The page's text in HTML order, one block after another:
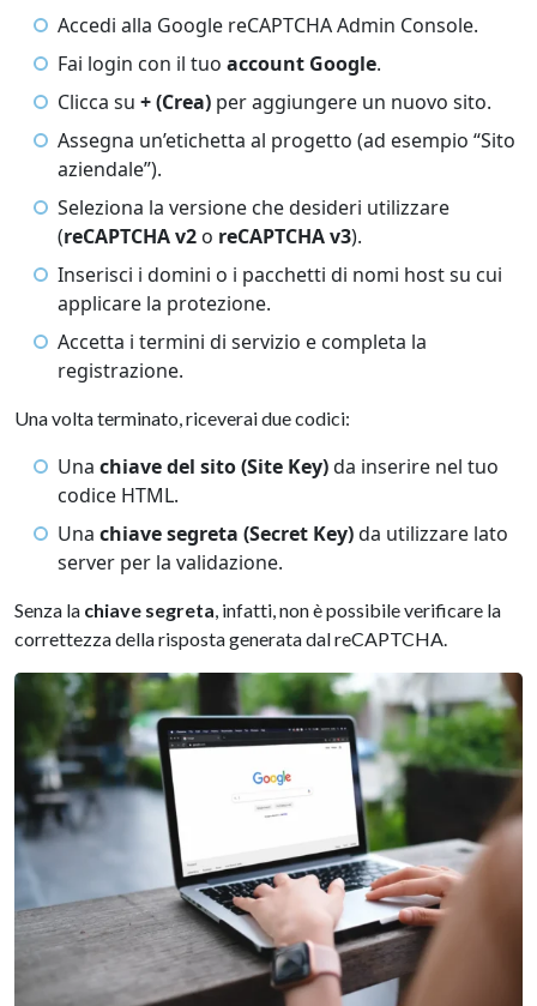
Accedi alla Google reCAPTCHA Admin Console.
Fai login con il tuo account Google.
Clicca su + (Crea) per aggiungere un nuovo sito.
Assegna un’etichetta al progetto (ad esempio “Sito
aziendale”).
Seleziona la versione che desideri utilizzare
(reCAPTCHA v2 o reCAPTCHA v3).
Inserisci i domini o i pacchetti di nomi host su cui
applicare la protezione.
Accetta i termini di servizio e completa la
registrazione.
Una volta terminato, riceverai due codici:
Una chiave del sito (Site Key)da inserire nel tuo
codice HTML.
Una chiave segreta (Secret Key)da utilizzare lato
server per la validazione.
Senza la chiave segreta, infatti, non è possibile verificare la
correttezza della risposta generata dal reCAPTCHA.